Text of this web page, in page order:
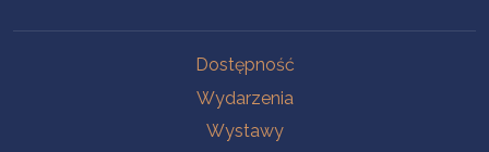
Dostępność
Wydarzenia
Wystawy